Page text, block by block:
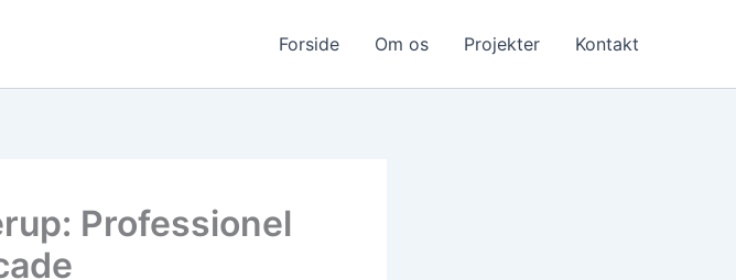
Forside Om os Projekter Kontakt
Professionel